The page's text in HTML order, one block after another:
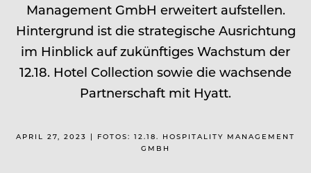
Management GmbH erweitert aufstellen.
Hintergrund ist die strategische Ausrichtung
im Hinblick auf zukünftiges Wachstum der
12.18. Hotel Collection sowie die wachsende
Partnerschaft mit Hyatt.
APRIL 27, 2023 | FOTOS: 12.18. HOSPITALITY MANAGEMENT
GMBH